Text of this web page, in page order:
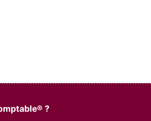
?